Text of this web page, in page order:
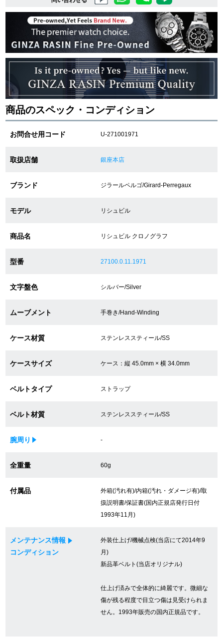
複数条件で商品を絞り込む
詳細検索はこちら
ご利用ガイド
GINZA RASINのプレミアムクオリティについて
送料・お支払方法
ショッピングローンの流れ
よくある質問
お問い合わせ
店舗受け取りサービス
店舗取り寄せサービス
買取・下取りはこちら
修理・メンテナンスをご希望の方
修理依頼をする
修理・メンテンナンスについて
商品のスペック・コンディション
お問合せ用コード U-271001971
取扱店舗 銀座本店
ブランド ジラールペルゴ/Girard-Perregaux
モデル リシュビル
商品名 リシュビル クロノグラフ
型番 27100.0.11.1971
文字盤色 シルバー/Silver
ムーブメント 手巻き/Hand-Winding
ケース材質 ステンレススティール/SS
ケースサイズ ケース：縦 45.0mm × 横 34.0mm
ベルトタイプ ストラップ
ベルト材質 ステンレススティール/SS
腕周り -
全重量 60g
付属品
外箱(汚れ有)/内箱(汚れ・ダメージ有)/取
扱説明書/保証書(国内正規店発行日付
1993年11月)
メンテナンス情報
コンディション
外装仕上げ/機械点検(当店にて2014年9
月)
新品革ベルト(当店オリジナル)
仕上げ済みで全体的に綺麗です。微細な
傷が残る程度で目立つ傷は見受けられま
せん。1993年販売の国内正規品です。